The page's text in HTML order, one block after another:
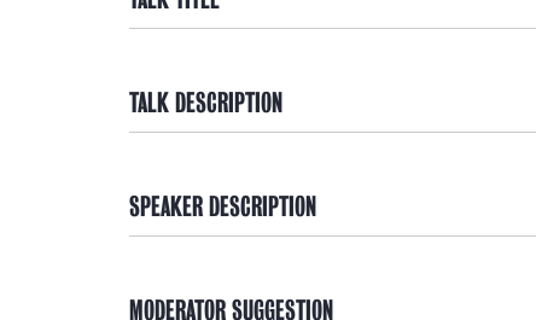
TALK DESCRIPTION
SPEAKER DESCRIPTION
MODERATOR SUGGESTION